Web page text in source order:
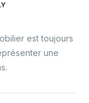
est toujours
une